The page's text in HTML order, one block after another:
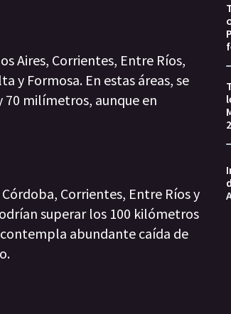
Aires, Corrientes, Entre Ríos,
y Formosa. En estas áreas, se
milímetros, aunque en
Corrientes, Entre Ríos y
superar los 100 kilómetros
abundante caída de